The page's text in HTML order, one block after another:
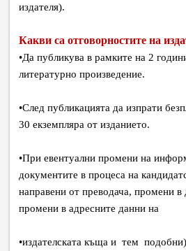
издателя).
Какви са отговорностите на
•Да публикува в рамките на 2
литературно произведение.
•След публикацията да изпрати
30 екземпляра от изданието.
•При евентуални промени на
документите в процеса на
направени от преводача, промени в
промени в адресните данни на
•издателската къща и тем